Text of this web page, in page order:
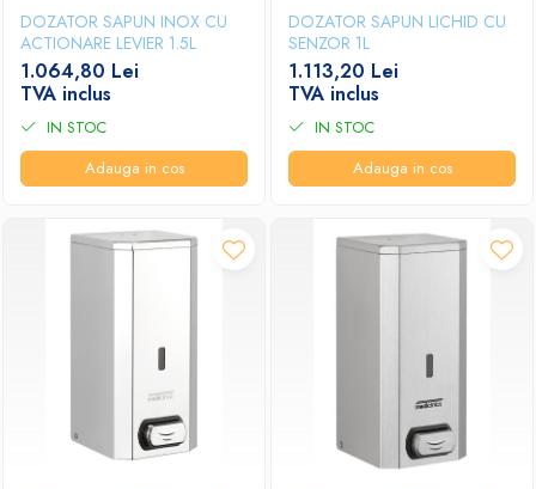
DOZATOR SAPUN INOX CU
ACTIONARE LEVIER 1.5L
1.064,80 Lei
TVA inclus
IN STOC
Adauga in cos
DOZATOR SAPUN LICHID CU
SENZOR 1L
1.113,20 Lei
TVA inclus
IN STOC
Adauga in cos